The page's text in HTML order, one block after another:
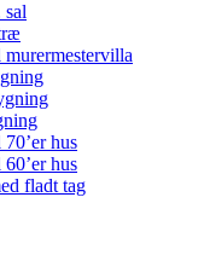
hus
hus
fladt tag